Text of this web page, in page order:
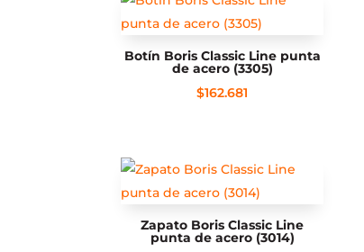
Botín Boris Classic Line punta
de acero (3305)
$162.681
Zapato Boris Classic Line
punta de acero (3014)